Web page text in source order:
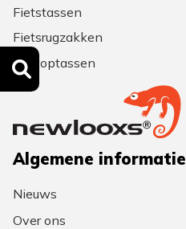
Fietstassen
Fietsrugzakken
Laptoptassen
Algemene informatie
Nieuws
Over ons